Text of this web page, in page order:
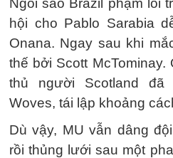
Ngôi sao Brazil phạm lỗi
hội cho Pablo Sarabia
Onana. Ngay sau khi
thế bởi Scott
thủ người Scotland
Woves, tái lập khoảng
Dù vậy, MU vẫn dâng
rồi thủng lưới sau một